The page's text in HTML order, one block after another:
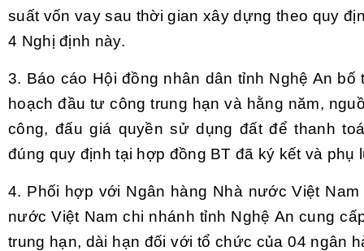
suất vốn vay sau thời gian xây dựng theo quy
4 Nghị định này.
3. Báo cáo Hội đồng nhân dân tỉnh Nghệ An
hoạch đầu tư công trung hạn và hằng năm,
công, đấu giá quyền sử dụng đất để thanh
đúng quy định tại hợp đồng BT đã ký kết và phụ
4. Phối hợp với Ngân hàng Nhà nước Việt
nước Việt Nam chi nhánh tỉnh Nghệ An cung
trung hạn, dài hạn đối với tổ chức của 04 ngân